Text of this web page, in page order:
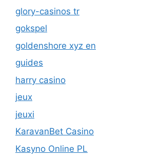
glory-casinos tr
gokspel
goldenshore xyz en
guides
harry casino
jeux
jeuxi
KaravanBet Casino
Kasyno Online PL